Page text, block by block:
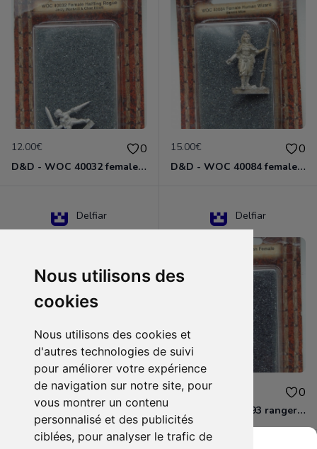
Nous utilisons des
cookies
Nous utilisons des cookies et
d'autres technologies de suivi
pour améliorer votre expérience
de navigation sur notre site, pour
vous montrer un contenu
personnalisé et des publicités
ciblées, pour analyser le trafic de
12.00€ 0
D&D - WOC 40032 female halfling rogue Miniature - Donjons Dragons
15.00€ 0
D&D - WOC 40084 female human wizard Miniature - Donjons Dragons
Delfiar
15.00€ 0
D&D - 88286 paladin human male Miniature - Donjons Dragons
Delfiar
12.00€ 0
D&D - WOC 40093 ranger human female Miniature - Donjons Dragons